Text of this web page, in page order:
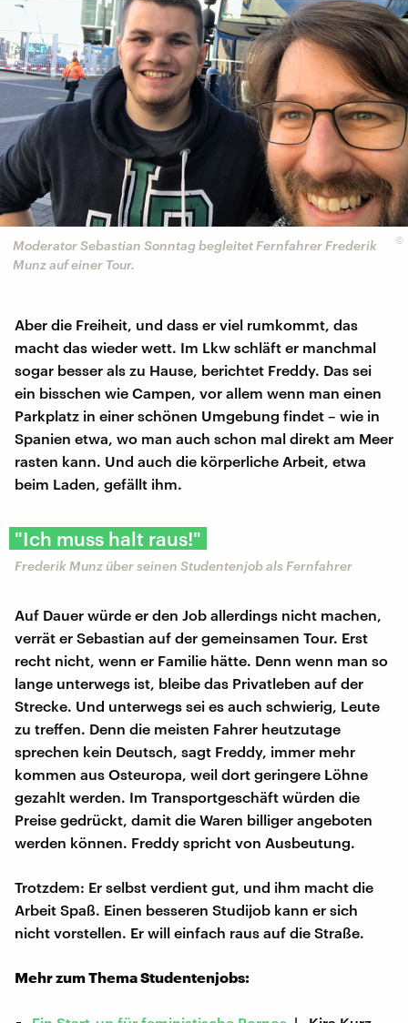
©
Moderator Sebastian Sonntag begleitet Fernfahrer Frederik
Munz auf einer Tour.
Aber die Freiheit, und dass er viel rumkommt, das
macht das wieder wett. Im Lkw schläft er manchmal
sogar besser als zu Hause, berichtet Freddy. Das sei
ein bisschen wie Campen, vor allem wenn man einen
Parkplatz in einer schönen Umgebung findet – wie in
Spanien etwa, wo man auch schon mal direkt am Meer
rasten kann. Und auch die körperliche Arbeit, etwa
beim Laden, gefällt ihm.
"Ich muss halt raus!"
Frederik Munz über seinen Studentenjob als Fernfahrer
Auf Dauer würde er den Job allerdings nicht machen,
verrät er Sebastian auf der gemeinsamen Tour. Erst
recht nicht, wenn er Familie hätte. Denn wenn man so
lange unterwegs ist, bleibe das Privatleben auf der
Strecke. Und unterwegs sei es auch schwierig, Leute
zu treffen. Denn die meisten Fahrer heutzutage
sprechen kein Deutsch, sagt Freddy, immer mehr
kommen aus Osteuropa, weil dort geringere Löhne
gezahlt werden. Im Transportgeschäft würden die
Preise gedrückt, damit die Waren billiger angeboten
werden können. Freddy spricht von Ausbeutung.
Trotzdem: Er selbst verdient gut, und ihm macht die
Arbeit Spaß. Einen besseren Studijob kann er sich
nicht vorstellen. Er will einfach raus auf die Straße.
Mehr zum Thema Studentenjobs: